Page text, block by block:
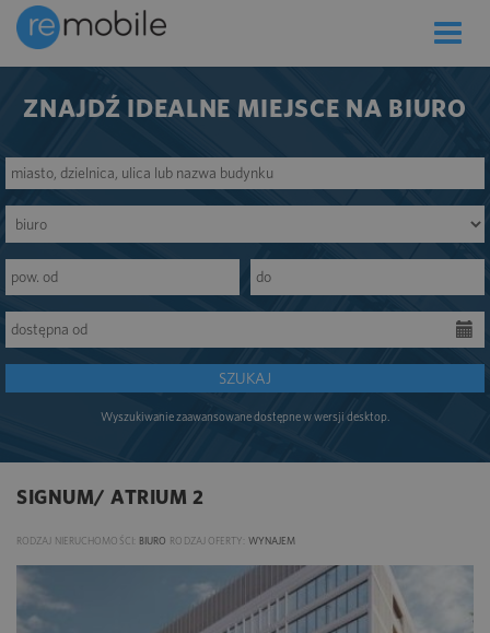
Toggle
ZNAJDŹ IDEALNE MIEJSCE NA BIURO
SZUKAJ
Wyszukiwanie zaawansowane dostępne w wersji desktop.
SIGNUM/ ATRIUM 2
RODZAJ NIERUCHOMOŚCI: BIURO RODZAJ OFERTY: WYNAJEM